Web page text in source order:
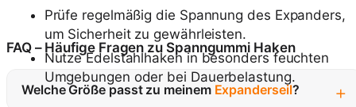
Prüfe regelmäßig die Spannung des Expanders,
um Sicherheit zu gewährleisten.
Nutze Edelstahlhaken in besonders feuchten
Umgebungen oder bei Dauerbelastung.
FAQ – Häufige Fragen zu Spanngummi Haken
Welche Größe passt zu meinem Expanderseil? +